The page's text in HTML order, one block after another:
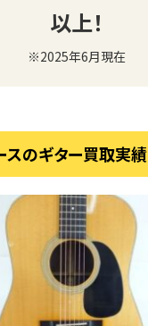
以上！
※2025年6月現在
スのギター買取実績